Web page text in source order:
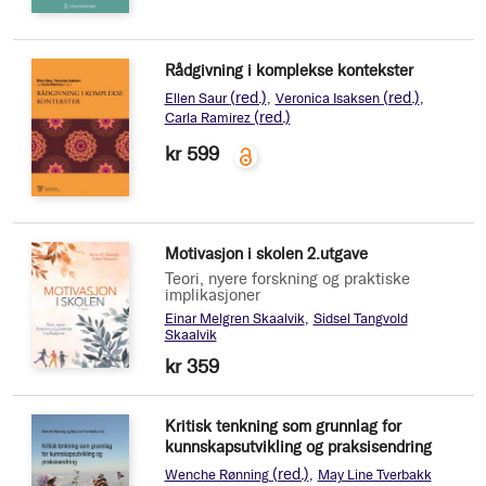
Rådgivning i komplekse kontekster
Ellen Saur (red.) Veronica Isaksen (red.)
Carla Ramirez (red.)
kr 599
Motivasjon i skolen 2.utgave
Teori, nyere forskning og praktiske
implikasjoner
Einar Melgren Skaalvik Sidsel Tangvold
Skaalvik
kr 359
Kritisk tenkning som grunnlag for
kunnskapsutvikling og praksisendring
Wenche Rønning (red.) May Line Tverbakk